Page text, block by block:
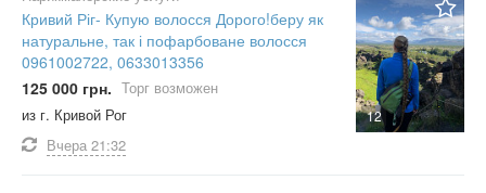
12
Кривий Ріг- Купую волосся Дорого!беру як
натуральне, так і пофарбоване волосся
0961002722, 0633013356
125 000 грн. Торг возможен
из г. Кривой Рог
Вчера 21:32